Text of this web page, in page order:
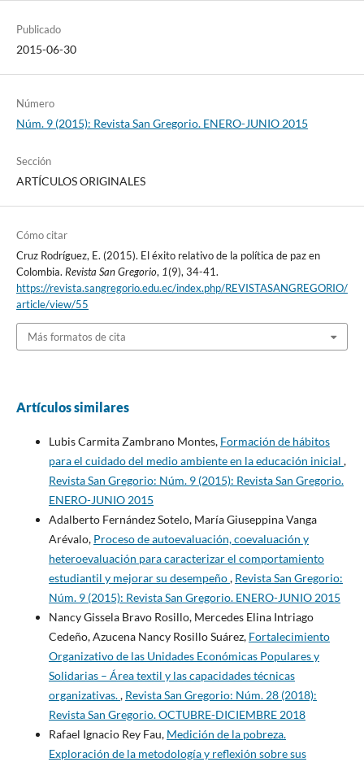
Publicado
2015-06-30
Número
Núm. 9 (2015): Revista San Gregorio. ENERO-JUNIO 2015
Sección
ARTÍCULOS ORIGINALES
Cómo citar
Cruz Rodríguez, E. (2015). El éxito relativo de la política de paz en
Colombia. Revista San Gregorio, 1(9), 34-41.
https://revista.sangregorio.edu.ec/index.php/REVISTASANGREGORIO/
article/view/55
Más formatos de cita
Artículos similares
Lubis Carmita Zambrano Montes, Formación de hábitos
para el cuidado del medio ambiente en la educación inicial ,
Revista San Gregorio: Núm. 9 (2015): Revista San Gregorio.
ENERO-JUNIO 2015
Adalberto Fernández Sotelo, María Giuseppina Vanga
Arévalo, Proceso de autoevaluación, coevaluación y
heteroevaluación para caracterizar el comportamiento
estudiantil y mejorar su desempeño, Revista San Gregorio:
Núm. 9 (2015): Revista San Gregorio. ENERO-JUNIO 2015
Nancy Gissela Bravo Rosillo, Mercedes Elina Intriago
Cedeño, Azucena Nancy Rosillo Suárez, Fortalecimiento
Organizativo de las Unidades Económicas Populares y
Solidarias – Área textil y las capacidades técnicas
organizativas., Revista San Gregorio: Núm. 28 (2018):
Revista San Gregorio. OCTUBRE-DICIEMBRE 2018
Rafael Ignacio Rey Fau, Medición de la pobreza.
Exploración de la metodología y reflexión sobre sus